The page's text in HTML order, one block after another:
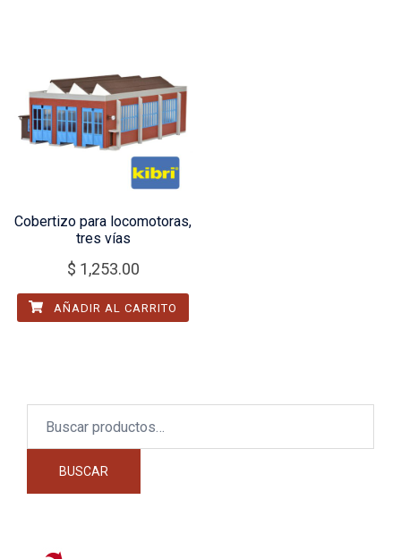
Cobertizo para locomotoras,
tres vías
$ 1,253.00
AÑADIR AL CARRITO
BUSCAR